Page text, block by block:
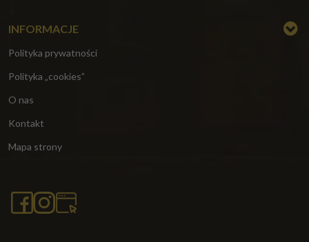
INFORMACJE
Polityka prywatności
Polityka „cookies”
O nas
Kontakt
Mapa strony